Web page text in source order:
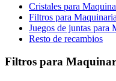
Cristales para
Filtros para Maquinaria
Juegos de juntas para
Resto de recambios
Filtros para